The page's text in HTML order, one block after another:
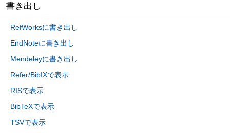
書き出し
RefWorksに書き出し
EndNoteに書き出し
Mendeleyに書き出し
Refer/BibIXで表示
RISで表示
BibTeXで表示
TSVで表示